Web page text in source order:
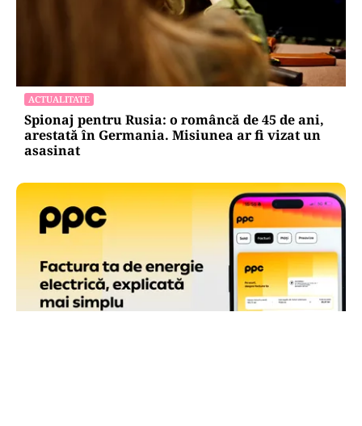
ACTUALITATE
Spionaj pentru Rusia: o româncă de 45 de ani,
arestată în Germania. Misiunea ar fi vizat un
asasinat